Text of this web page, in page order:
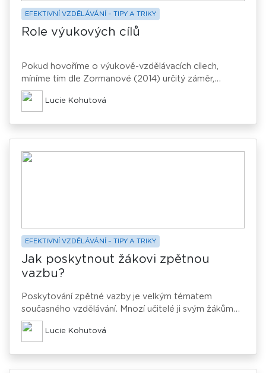
EFEKTIVNÍ VZDĚLÁVÁNÍ – TIPY A TRIKY
Role výukových cílů
Pokud hovoříme o výukově-vzdělávacích cílech,
míníme tím dle Zormanové (2014) určitý záměr,
výstup, kterého chceme ve výuce dosáhnout. Tento
výsledek lze považovat buď za výsledek nějaké cesty,
považovány za jednu z klíčových didaktických
kategorií.
Lucie Kohutová
EFEKTIVNÍ VZDĚLÁVÁNÍ – TIPY A TRIKY
Jak poskytnout žákovi zpětnou
vazbu?
Poskytování zpětné vazby je velkým tématem
současného vzdělávání. Mnozí učitelé ji svým žákům
poskytují, aniž by si to plně uvědomovali. Lze ale její
podobu vědomě řídit?
Lucie Kohutová